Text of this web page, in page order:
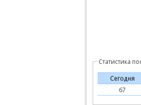
Статистика
Сегодня
67